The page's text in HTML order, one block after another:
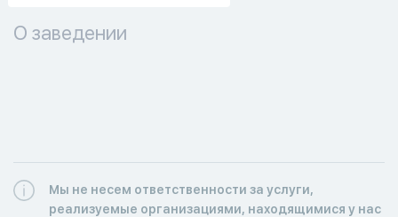
О заведении
Мы не несем ответственности за услуги,
реализуемые организациями, находящимися у нас